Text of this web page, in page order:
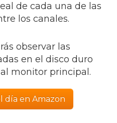
de cada una de las
los canales.
observar las
en el disco duro
monitor principal.
día en Amazon